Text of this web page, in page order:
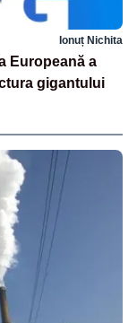
Ionuț Nichita
Europeană a
gigantului